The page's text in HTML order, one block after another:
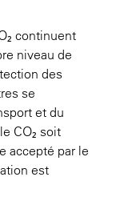
continuent
niveau de
des
se
et du
CO₂ soit
accepté par le
est